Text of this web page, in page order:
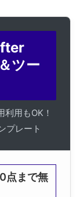
ツー
用もOK！
プレート
点まで無